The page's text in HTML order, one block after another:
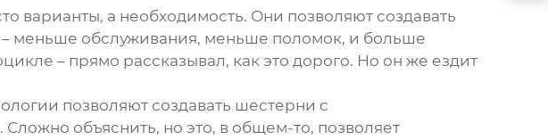
варианты, а необходимость. Они позволяют создавать
меньше обслуживания, меньше поломок, и больше
– прямо рассказывал, как это дорого. Но он же ездит
позволяют создавать шестерни с
объяснить, но это, в общем-то, позволяет